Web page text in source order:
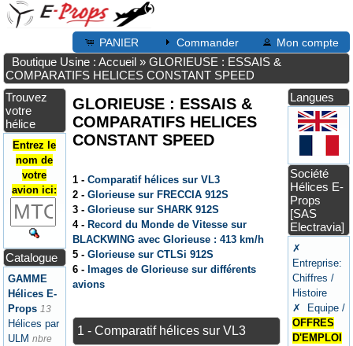
PANIER Commander Mon compte
Boutique Usine : Accueil »GLORIEUSE : ESSAIS &
COMPARATIFS HELICES CONSTANT SPEED
Trouvez
votre
hélice
Entrez le
nom de
votre
avion ici:
Catalogue
GAMME
Hélices E-
Props 13
Hélices par
ULM nbre
GLORIEUSE : ESSAIS &
COMPARATIFS HELICES
CONSTANT SPEED
1 -Comparatif hélices sur VL3
2 -Glorieuse sur FRECCIA 912S
3 -Glorieuse sur SHARK 912S
4 -Record du Monde de Vitesse sur
BLACKWING avec Glorieuse : 413 km/h
5 -Glorieuse sur CTLSi 912S
6 -Images de Glorieuse sur différents
avions
1 - Comparatif hélices sur VL3
Langues
Société
Hélices E-
Props
[SAS
Electravia]
✗
Entreprise:
Chiffres /
Histoire
✗ Equipe /
OFFRES
D'EMPLOI